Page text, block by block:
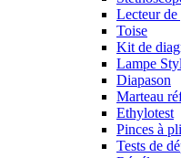
Lecteur
Toise
Kit de
Lampe
Diapason
Marteau
Ethylotest
Pinces à
Tests de